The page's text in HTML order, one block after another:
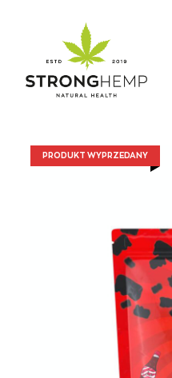
do
do
PRODUKT WYPRZEDANY